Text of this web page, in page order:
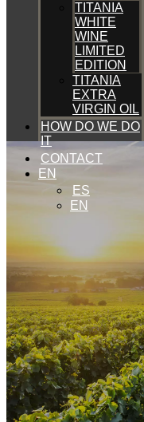
TITANIA
WHITE
WINE
LIMITED
EDITION
TITANIA
EXTRA
VIRGIN OIL
HOW DO WE DO
IT
CONTACT
EN
ES
EN